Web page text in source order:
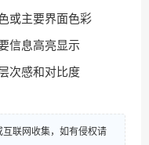
或主要界面色彩
信息高亮显示
次感和对比度
联网收集，如有侵权请